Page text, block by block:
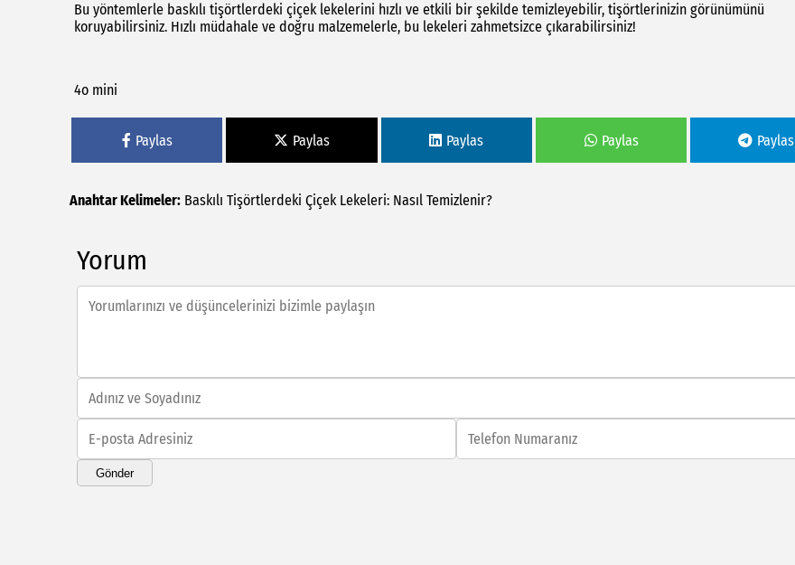
Bu yöntemlerle baskılı tişörtlerdeki çiçek lekelerini hızlı ve etkili bir şekilde temizleyebilir, tişörtlerinizin görünümünü
koruyabilirsiniz. Hızlı müdahale ve doğru malzemelerle, bu lekeleri zahmetsizce çıkarabilirsiniz!
4o mini
Paylas Paylas Paylas Paylas Paylas
Anahtar Kelimeler: Baskılı Tişörtlerdeki Çiçek Lekeleri: Nasıl Temizlenir?
Yorum
Gönder